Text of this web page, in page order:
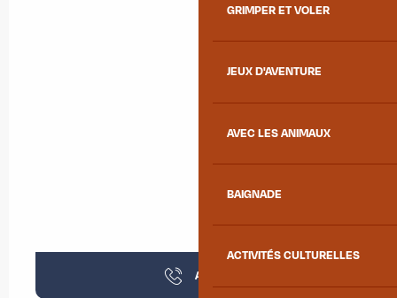
GRIMPER ET VOLER
JEUX D'AVENTURE
AVEC LES ANIMAUX
BAIGNADE
ACTIVITÉS CULTURELLES
Appeler